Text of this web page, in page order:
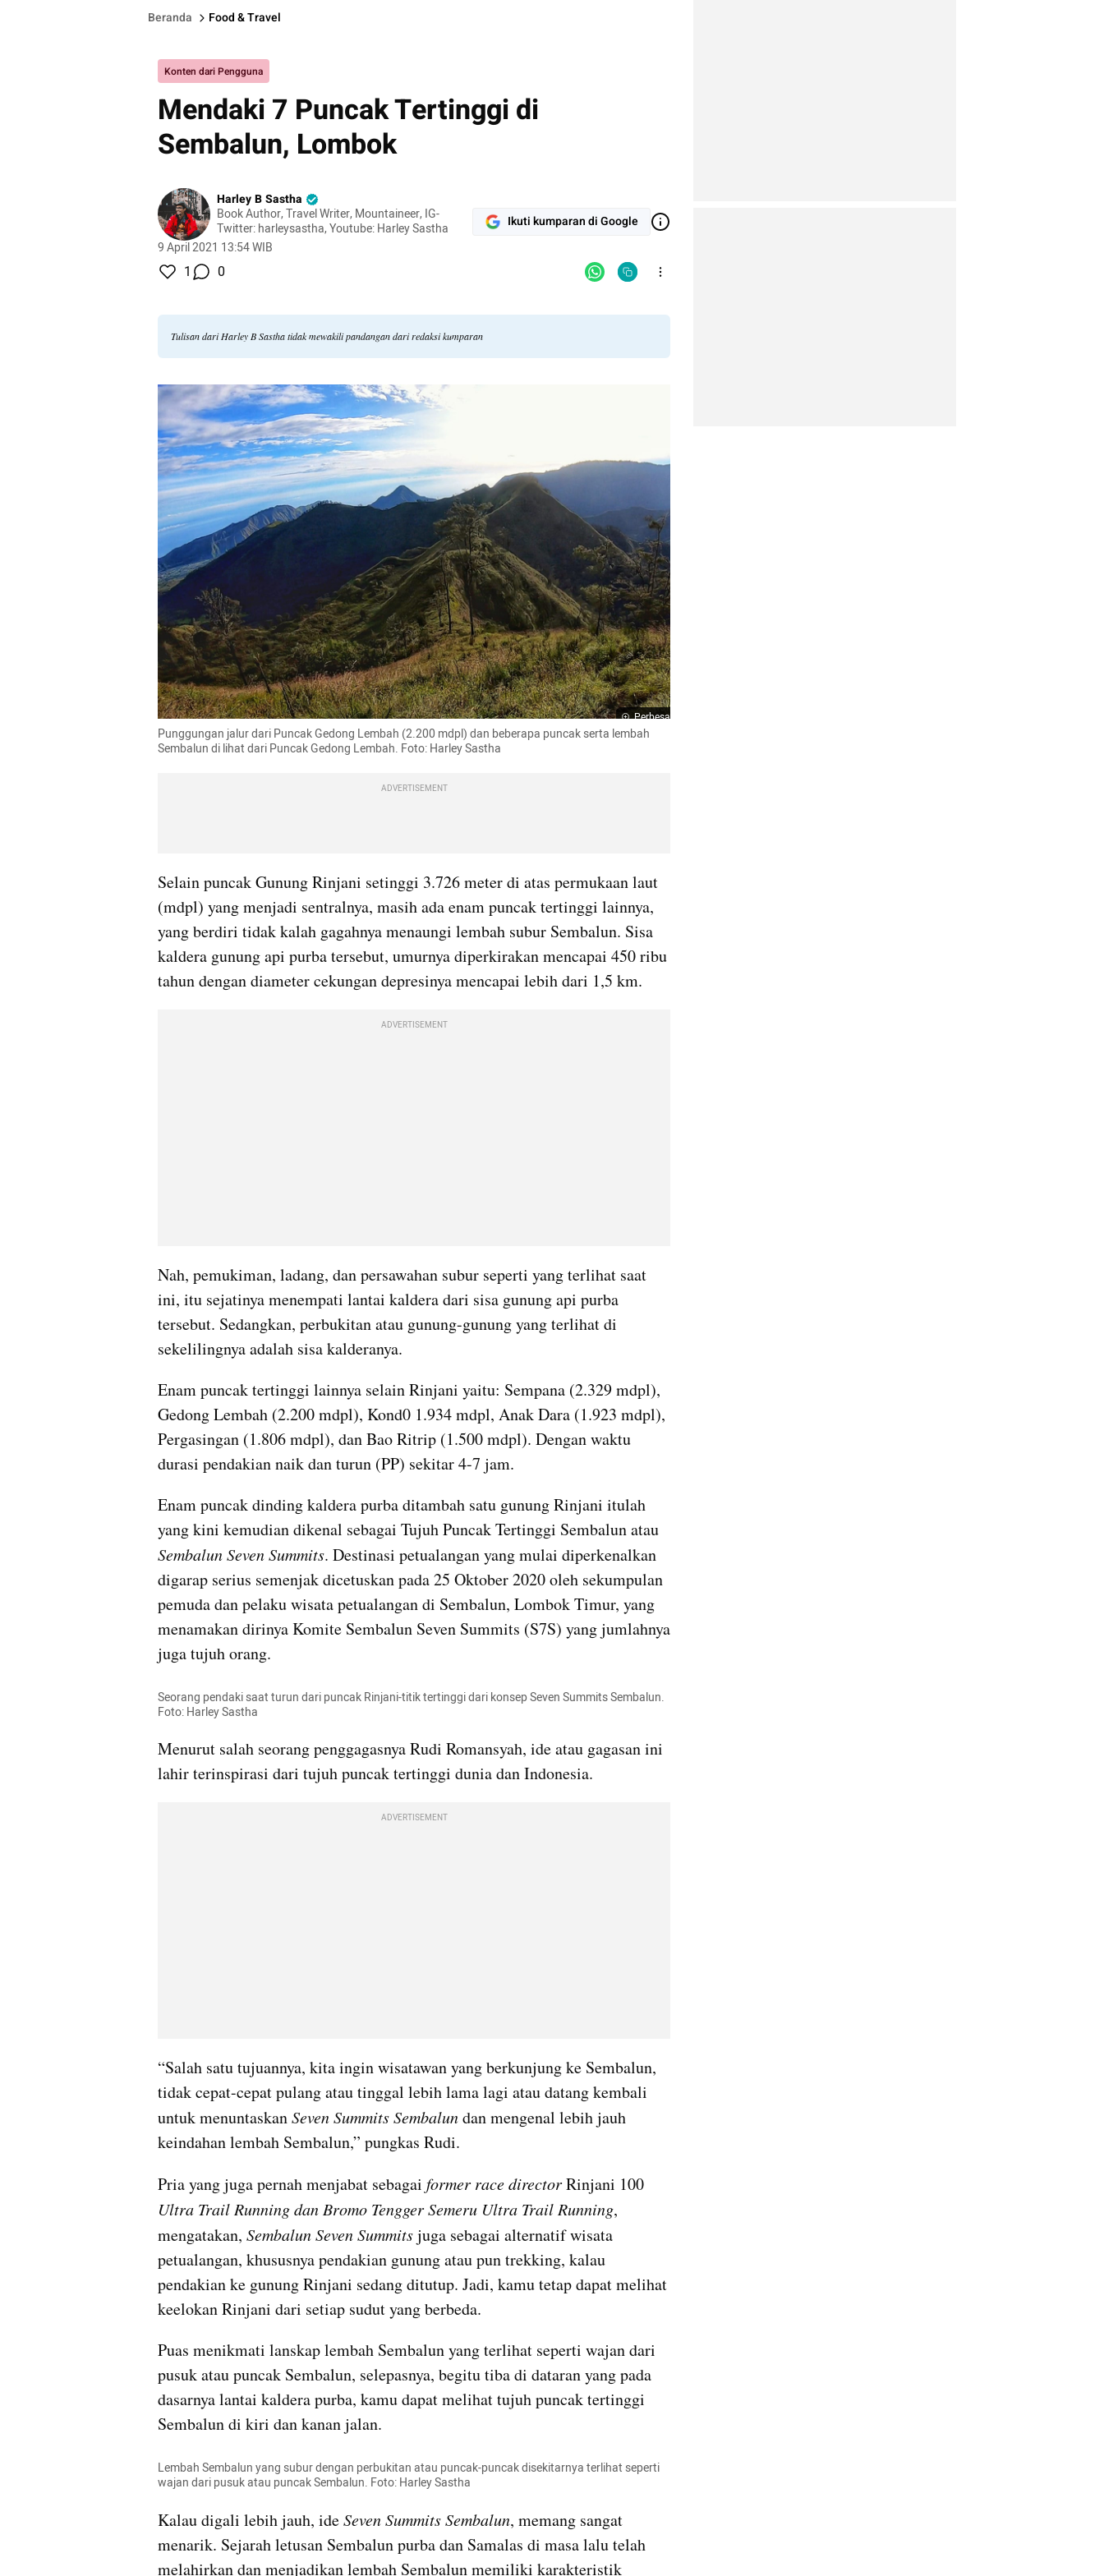
Beranda Food & Travel
Konten dari Pengguna
Mendaki 7 Puncak Tertinggi di
Sembalun, Lombok
Harley B Sastha
Book Author, Travel Writer, Mountaineer, IG-
Twitter: harleysastha, Youtube: Harley Sastha
9 April 2021 13:54 WIB
Ikuti kumparan di Google
1 0
Tulisan dari Harley B Sastha tidak mewakili pandangan dari redaksi kumparan
Perbesar
Punggungan jalur dari Puncak Gedong Lembah (2.200 mdpl) dan beberapa puncak serta lembah
Sembalun di lihat dari Puncak Gedong Lembah. Foto: Harley Sastha
ADVERTISEMENT
Selain puncak Gunung Rinjani setinggi 3.726 meter di atas permukaan laut
(mdpl) yang menjadi sentralnya, masih ada enam puncak tertinggi lainnya,
yang berdiri tidak kalah gagahnya menaungi lembah subur Sembalun. Sisa
kaldera gunung api purba tersebut, umurnya diperkirakan mencapai 450 ribu
tahun dengan diameter cekungan depresinya mencapai lebih dari 1,5 km.
ADVERTISEMENT
Nah, pemukiman, ladang, dan persawahan subur seperti yang terlihat saat
ini, itu sejatinya menempati lantai kaldera dari sisa gunung api purba
tersebut. Sedangkan, perbukitan atau gunung-gunung yang terlihat di
sekelilingnya adalah sisa kalderanya.
Enam puncak tertinggi lainnya selain Rinjani yaitu: Sempana (2.329 mdpl),
Gedong Lembah (2.200 mdpl), Kond0 1.934 mdpl, Anak Dara (1.923 mdpl),
Pergasingan (1.806 mdpl), dan Bao Ritrip (1.500 mdpl). Dengan waktu
durasi pendakian naik dan turun (PP) sekitar 4-7 jam.
Enam puncak dinding kaldera purba ditambah satu gunung Rinjani itulah
Sembalun Seven Summits. Destinasi petualangan yang mulai diperkenalkan
digarap serius semenjak dicetuskan pada 25 Oktober 2020 oleh sekumpulan
pemuda dan pelaku wisata petualangan di Sembalun, Lombok Timur, yang
menamakan dirinya Komite Sembalun Seven Summits (S7S) yang jumlahnya
juga tujuh orang.
Seorang pendaki saat turun dari puncak Rinjani-titik tertinggi dari konsep Seven Summits Sembalun.
Foto: Harley Sastha
Menurut salah seorang penggagasnya Rudi Romansyah, ide atau gagasan ini
lahir terinspirasi dari tujuh puncak tertinggi dunia dan Indonesia.
ADVERTISEMENT
“Salah satu tujuannya, kita ingin wisatawan yang berkunjung ke Sembalun,
tidak cepat-cepat pulang atau tinggal lebih lama lagi atau datang kembali
untuk menuntaskan Seven Summits Sembalun dan mengenal lebih jauh
keindahan lembah Sembalun,” pungkas Rudi.
Pria yang juga pernah menjabat sebagai former race director
Ultra Trail Running dan Bromo Tengger Semeru Ultra Trail Running,
mengatakan, Sembalun Seven Summits juga sebagai alternatif wisata
petualangan, khususnya pendakian gunung atau pun trekking, kalau
pendakian ke gunung Rinjani sedang ditutup. Jadi, kamu tetap dapat melihat
keelokan Rinjani dari setiap sudut yang berbeda.
Puas menikmati lanskap lembah Sembalun yang terlihat seperti wajan dari
pusuk atau puncak Sembalun, selepasnya, begitu tiba di dataran yang pada
dasarnya lantai kaldera purba, kamu dapat melihat tujuh puncak tertinggi
Sembalun di kiri dan kanan jalan.
Lembah Sembalun yang subur dengan perbukitan atau puncak-puncak disekitarnya terlihat seperti
wajan dari pusuk atau puncak Sembalun. Foto: Harley Sastha
Kalau digali lebih jauh, ide Seven Summits Sembalun, memang sangat
menarik. Sejarah letusan Sembalun purba dan Samalas di masa lalu telah
melahirkan dan menjadikan lembah Sembalun memiliki karakteristik